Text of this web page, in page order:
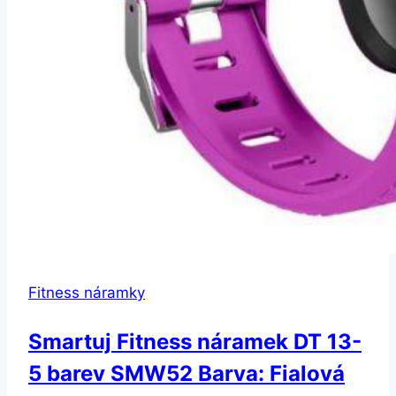
Fitness náramky
Smartuj Fitness náramek DT 13-
5 barev SMW52 Barva: Fialová